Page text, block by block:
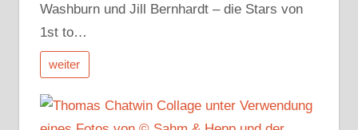
Washburn und Jill Bernhardt – die Stars von
1st to…
weiter